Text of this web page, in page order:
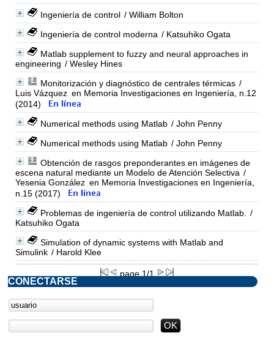
Ingeniería de control / William Bolton
Ingeniería de control moderna / Katsuhiko Ogata
Matlab supplement to fuzzy and neural approaches in
engineering / Wesley Hines
Monitorización y diagnóstico de centrales térmicas /
Luis Vázquez en Memoria Investigaciones en Ingeniería, n.12
(2014)
Numerical methods using Matlab / John Penny
Numerical methods using Matlab / John Penny
Obtención de rasgos preponderantes en imágenes de
escena natural mediante un Modelo de Atención Selectiva /
Yesenia González en Memoria Investigaciones en Ingeniería,
n.15 (2017)
Problemas de ingeniería de control utilizando Matlab.
/
Katsuhiko Ogata
Simulation of dynamic systems with Matlab and
Simulink / Harold Klee
page 1/1
CONECTARSE